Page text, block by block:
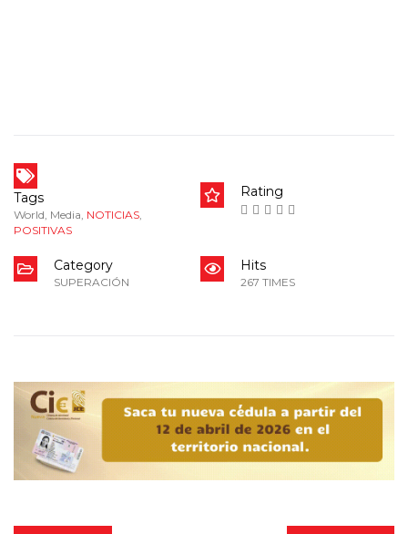
Tags
World, Media, NOTICIAS,
POSITIVAS
Rating
Category
SUPERACIÓN
Hits
267 TIMES